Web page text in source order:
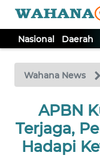
Nasional Daerah
Wahana News
APBN
Terjaga,
Hadapi
TV
Tutup
NASIONAL
DAERAH